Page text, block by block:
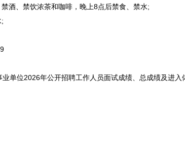
、禁饮浓茶和咖啡，晚上8点后禁食、禁水;
业单位2026年公开招聘工作人员面试成绩、总成绩及进入